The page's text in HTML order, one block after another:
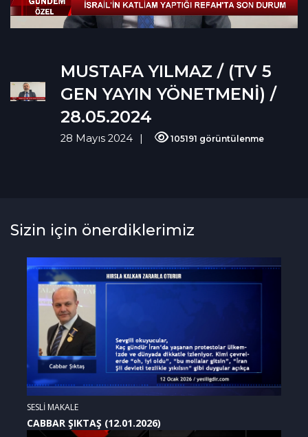
MUSTAFA YILMAZ / (TV 5
GEN YAYIN YÖNETMENİ) /
28.05.2024
28 Mayıs 2024 105191 görüntülenme
Sizin için önerdiklerimiz
SESLİ MAKALE
CABBAR ŞIKTAŞ (12.01.2026)